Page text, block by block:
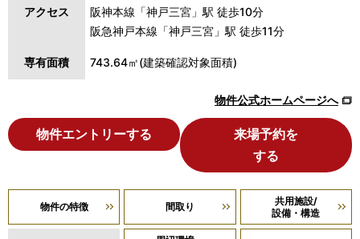
アクセス
阪神本線「神戸三宮」駅 徒歩10分
阪急神戸本線「神戸三宮」駅 徒歩11分
専有面積 743.64㎡(建築確認対象面積)
物件公式ホームページへ
物件エントリーする
来場予約を
する
物件の特徴 間取り
共用施設/
設備・構造